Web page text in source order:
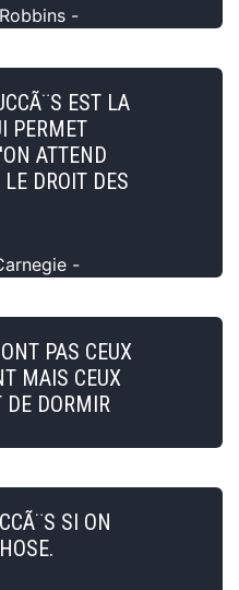
-
EST LA
PERMET
ATTEND
DROIT DES
-
PAS CEUX
MAIS CEUX
DE DORMIR
SI ON